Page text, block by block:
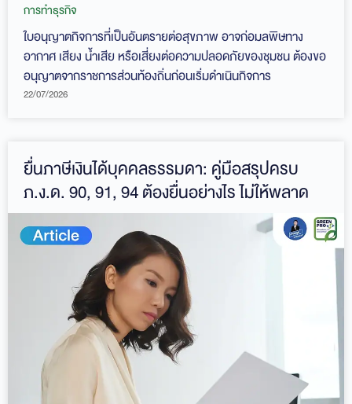
การทำธุรกิจ
ใบอนุญาตกิจการที่เป็นอันตรายต่อสุขภาพ อาจก่อมลพิษทาง
อากาศ เสียง น้ำเสีย หรือเสี่ยงต่อความปลอดภัยของชุมชน ต้องขอ
อนุญาตจากราชการส่วนท้องถิ่นก่อนเริ่มดำเนินกิจการ
22/07/2026
ยื่นภาษีเงินได้บุคคลธรรมดา: คู่มือสรุปครบ
ภ.ง.ด. 90, 91, 94 ต้องยื่นอย่างไร ไม่ให้พลาด